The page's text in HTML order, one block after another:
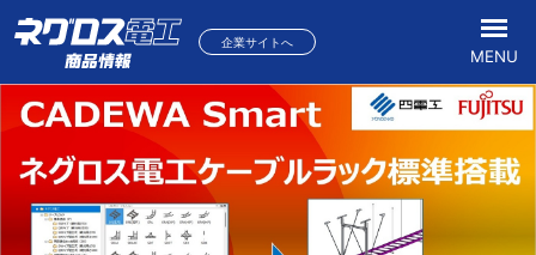
企業サイトへ
MENU